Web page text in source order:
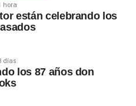
hora
están celebrando los
días
los 87 años don